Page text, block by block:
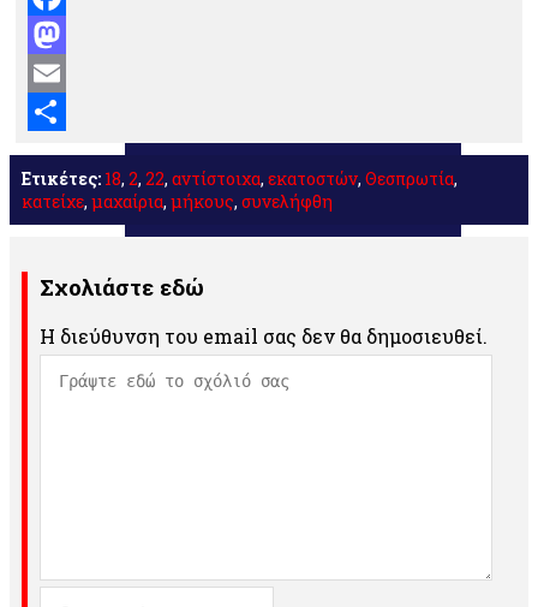
Facebook
Mastodon
Email
Μοιραστείτε
Ετικέτες: 18, 2, 22, αντίστοιχα, εκατοστών, Θεσπρωτία,
κατείχε, μαχαίρια, μήκους, συνελήφθη
Σχολιάστε εδώ
Η διεύθυνση του email σας δεν θα δημοσιευθεί.